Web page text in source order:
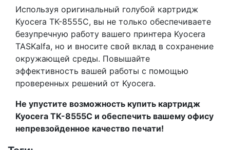
Используя оригинальный голубой картридж
Kyocera TK-8555C, вы не только обеспечиваете
безупречную работу вашего принтера Kyocera
TASKalfa, но и вносите свой вклад в сохранение
окружающей среды. Повышайте
эффективность вашей работы с помощью
проверенных решений от Kyocera.
Не упустите возможность купить картридж
Kyocera TK-8555C и обеспечить вашему офису
непревзойденное качество печати!